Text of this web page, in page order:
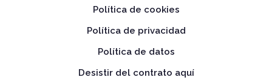
Política de cookies
Política de privacidad
Política de datos
Desistir del contrato aquí